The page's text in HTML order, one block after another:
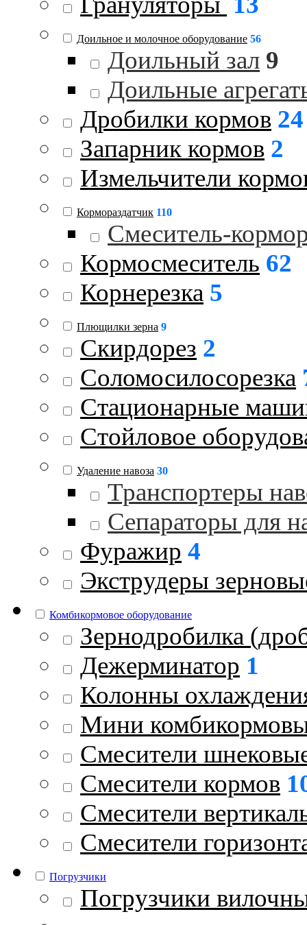
Доильное и молочное оборудование 56
Доильный зал 9
Доильные
Дробилки кормов 24
Запарник кормов 2
Измельчители
Кормораздатчик 110
Смеситель-
Кормосмеситель 62
Корнерезка 5
Плющилки зерна 9
Скирдорез 2
Соломосилосорезка
Стационарные
Стойловое
Удаление навоза 30
Транспортеры
Сепараторы для
Фуражир 4
Экструдеры
Комбикормовое оборудование
Зернодробилка
Дежерминатор 1
Колонны
Мини
Смесители
Смесители кормов
Смесители
Смесители
Погрузчики
Погрузчики